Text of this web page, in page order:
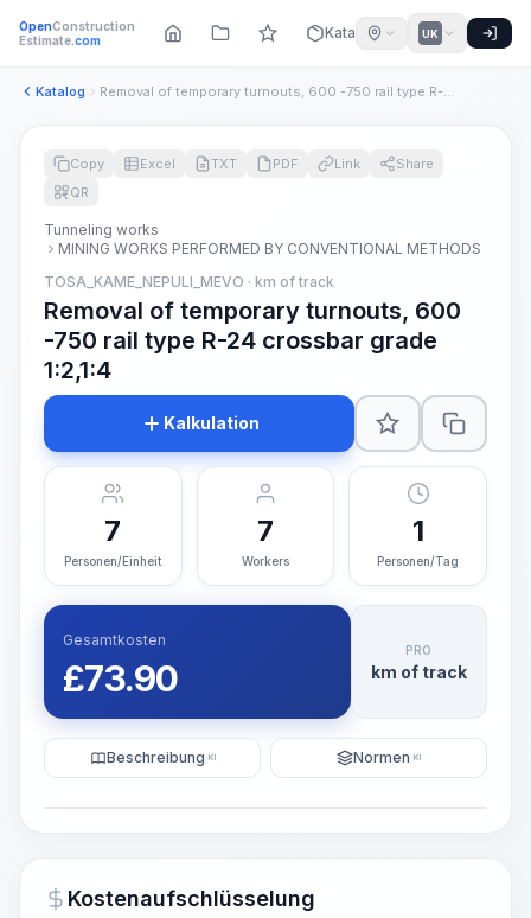
OpenConstruction
Estimate.com Katalog UK
Katalog Removal of temporary turnouts, 600 -750 rail type R-24 cross...
~15-30 Sek.
Copy Excel TXT PDF Link
Share
QR
Tunneling works
MINING WORKS PERFORMED BY CONVENTIONAL METHODS
TOSA_KAME_NEPULI_MEVO · km of track
Removal of temporary turnouts, 600
-750 rail type R-24 crossbar grade
1:2,1:4
Kalkulation
7
Personen/Einheit
7
Workers
1
Personen/Tag
Gesamtkosten
£73.90
PRO
km of track
Beschreibung KI Normen KI
Kostenaufschlüsselung